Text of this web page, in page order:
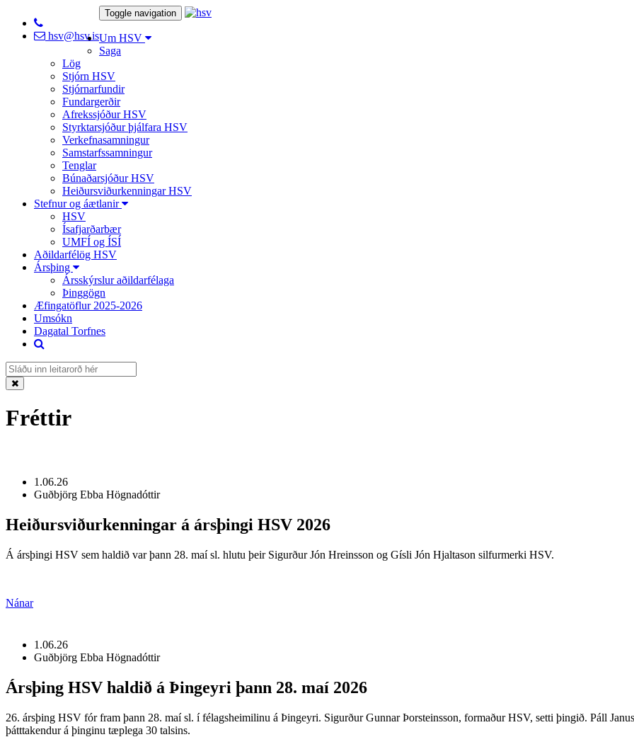
hsv@hsv.is
Toggle navigation
Um HSV
Saga
Lög
Stjórn HSV
Stjórnarfundir
Fundargerðir
Afrekssjóður HSV
Styrktarsjóður þjálfara HSV
Verkefnasamningur
Samstarfssamningur
Tenglar
Búnaðarsjóður HSV
Heiðursviðurkenningar HSV
Stefnur og áætlanir
HSV
Ísafjarðarbær
UMFÍ og ÍSÍ
Aðildarfélög HSV
Ársþing
Ársskýrslur aðildarfélaga
Þinggögn
Æfingatöflur 2025-2026
Umsókn
Dagatal Torfnes
Fréttir
1.06.26
Guðbjörg Ebba Högnadóttir
Heiðursviðurkenningar á ársþingi HSV 2026
Á ársþingi HSV sem haldið var þann 28. maí sl. hlutu þeir Sigurður Jón Hreinsson og Gísli Jón Hjaltason silfurmerki HSV.
Nánar
1.06.26
Guðbjörg Ebba Högnadóttir
Ársþing HSV haldið á Þingeyri þann 28. maí 2026
26. ársþing HSV fór fram þann 28. maí sl. í félagsheimilinu á Þingeyri. Sigurður Gunnar Þorsteinsson, formaður HSV, setti þingið. Páll
þátttakendur á þinginu tæplega 30 talsins.